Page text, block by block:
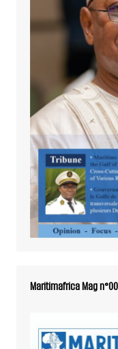
Maritimafrica Mag